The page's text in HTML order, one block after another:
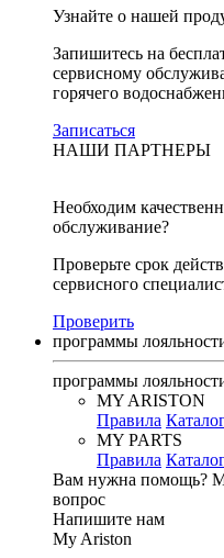
Узнайте о нашей
Запишитесь на
сервисному
горячего
Записаться
НАШИ ПАРТНЕРЫ
Необходим
обслуживание?
Проверьте срок
сервисного
Проверить
программы
программы
MY ARISTON
Правила
MY PARTS
Правила
Вам нужна помощь?
вопрос
Напишите нам
My Ariston